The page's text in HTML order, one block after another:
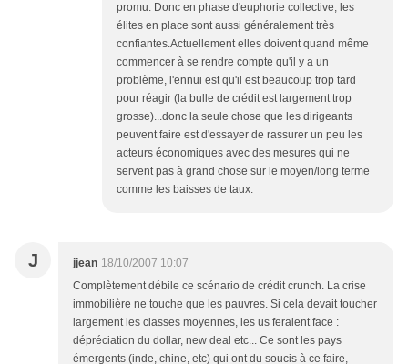
promu. Donc en phase d'euphorie collective, les
élites en place sont aussi généralement très
confiantes.Actuellement elles doivent quand même
commencer à se rendre compte qu'il y a un
problème, l'ennui est qu'il est beaucoup trop tard
pour réagir (la bulle de crédit est largement trop
grosse)...donc la seule chose que les dirigeants
peuvent faire est d'essayer de rassurer un peu les
acteurs économiques avec des mesures qui ne
servent pas à grand chose sur le moyen/long terme
comme les baisses de taux.
J jjean 18/10/2007 10:07
Complètement débile ce scénario de crédit crunch. La crise
immobilière ne touche que les pauvres. Si cela devait toucher
largement les classes moyennes, les us feraient face :
dépréciation du dollar, new deal etc... Ce sont les pays
émergents (inde, chine, etc) qui ont du soucis à ce faire,